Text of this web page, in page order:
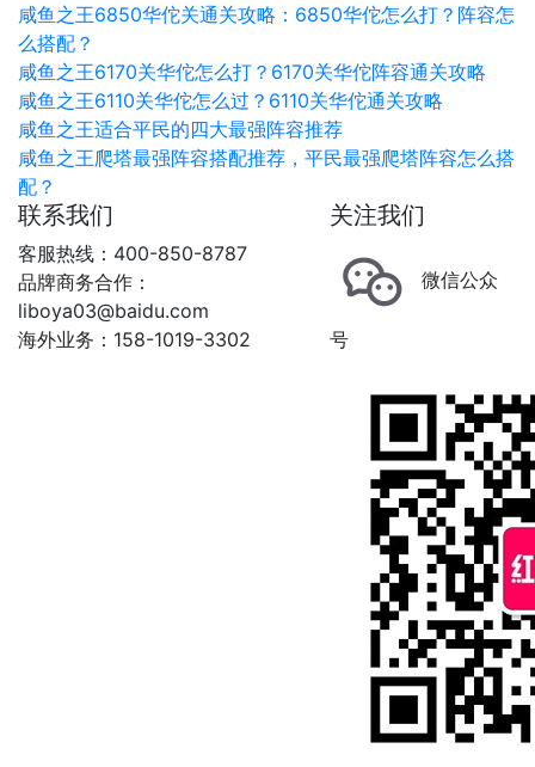
咸鱼之王6850华佗关通关攻略：6850华佗怎么打？阵容怎
么搭配？
咸鱼之王6170关华佗怎么打？6170关华佗阵容通关攻略
咸鱼之王6110关华佗怎么过？6110关华佗通关攻略
咸鱼之王适合平民的四大最强阵容推荐
咸鱼之王爬塔最强阵容搭配推荐，平民最强爬塔阵容怎么搭
配？
联系我们
客服热线：400-850-8787
品牌商务合作：
liboya03@baidu.com
海外业务：158-1019-3302
关注我们
微信公众
号